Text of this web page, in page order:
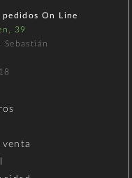
On Line
39
Sebastián